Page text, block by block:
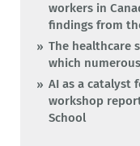
workers in
findings from
The healthcare
which
AI as a catalyst
workshop
School